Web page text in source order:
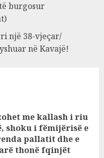
burgosur
një 38-vjeçar/
në Kavajë!
me kallash i riu
shoku i fëmijërisë e
pallatit dhe e
thonë fqinjët